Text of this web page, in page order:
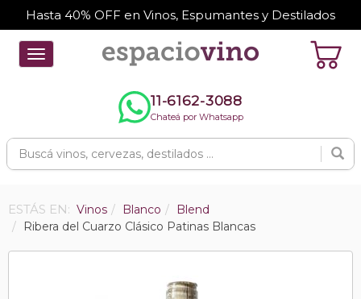
Hasta 40% OFF en Vinos, Espumantes y Destilados
Toggle
navigation
11-6162-3088
Chateá por Whatsapp
ESTÁS EN: Vinos Blanco
Blend
Ribera del Cuarzo Clásico Patinas Blancas